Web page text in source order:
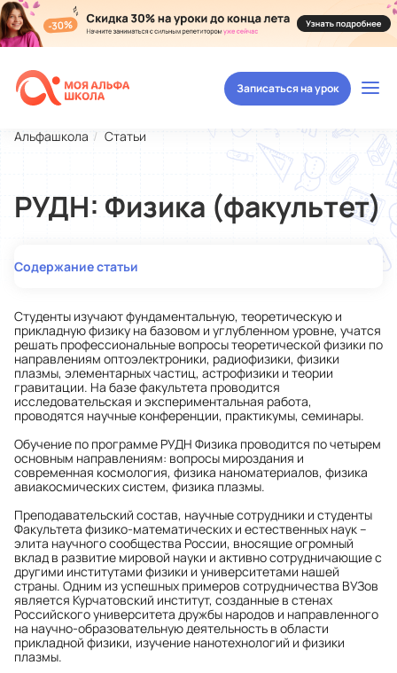
Записаться на урок
Альфашкола Статьи
РУДН: Физика (факультет)
Содержание статьи
Студенты изучают фундаментальную, теоретическую и
прикладную физику на базовом и углубленном уровне, учатся
решать профессиональные вопросы теоретической физики по
направлениям оптоэлектроники, радиофизики, физики
плазмы, элементарных частиц, астрофизики и теории
гравитации. На базе факультета проводится
исследовательская и экспериментальная работа,
проводятся научные конференции, практикумы, семинары.
Обучение по программе РУДН Физика проводится по четырем
основным направлениям: вопросы мироздания и
современная космология, физика наноматериалов, физика
авиакосмических систем, физика плазмы.
Преподавательский состав, научные сотрудники и студенты
Факультета физико-математических и естественных наук –
элита научного сообщества России, вносящие огромный
вклад в развитие мировой науки и активно сотрудничающие с
другими институтами физики и университетами нашей
страны. Одним из успешных примеров сотрудничества ВУЗов
является Курчатовский институт, созданные в стенах
Российского университета дружбы народов и направленного
на научно-образовательную деятельность в области
прикладной физики, изучение нанотехнологий и физики
плазмы.